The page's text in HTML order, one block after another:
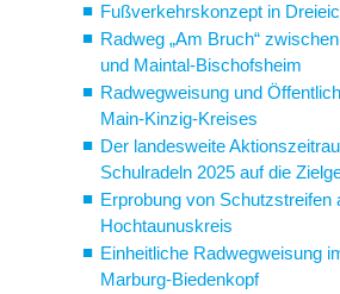
Fußverkehrskonzept in
Radweg „Am Bruch“
und Maintal-Bischofsheim
Radwegweisung und
Main-Kinzig-Kreises
Der landesweite
Schulradeln 2025 auf die
Erprobung von Schutzstreifen
Hochtaunuskreis
Einheitliche Radwegweisung
Marburg-Biedenkopf